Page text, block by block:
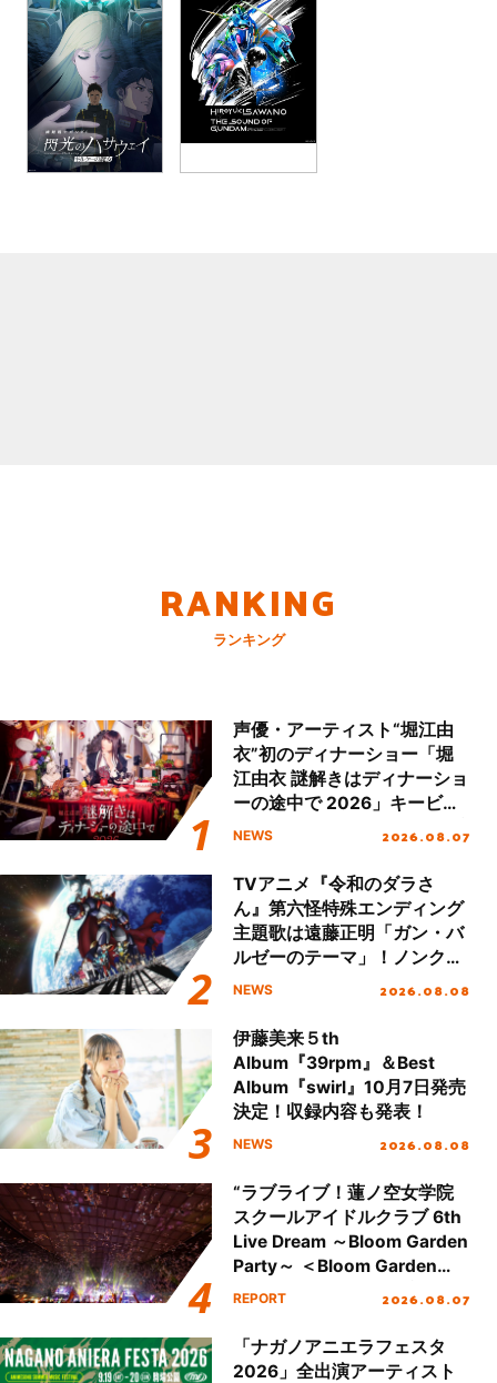
RANKING
ランキング
声優・アーティスト“堀江由
衣”初のディナーショー「堀
江由衣 謎解きはディナーショ
ーの途中で 2026」キービジ
ュアル＆グッズラインナップ
NEWS 2026.08.07
TVアニメ『令和のダラさ
ん』第六怪特殊エンディング
主題歌は遠藤正明「ガン・バ
ルゼーのテーマ」！ノンクレ
ジットエンディング映像も公
NEWS 2026.08.08
伊藤美来５th
Album『39rpm』＆Best
Album『swirl』10月7日発売
決定！収録内容も発表！
NEWS 2026.08.08
“ラブライブ！蓮ノ空女学院
スクールアイドルクラブ 6th
Live Dream ～Bloom Garden
Party～ ＜Bloom Garden
Party Stage／埼玉公演＞”
REPORT 2026.08.07
「ナガノアニエラフェスタ
2026」全出演アーティスト